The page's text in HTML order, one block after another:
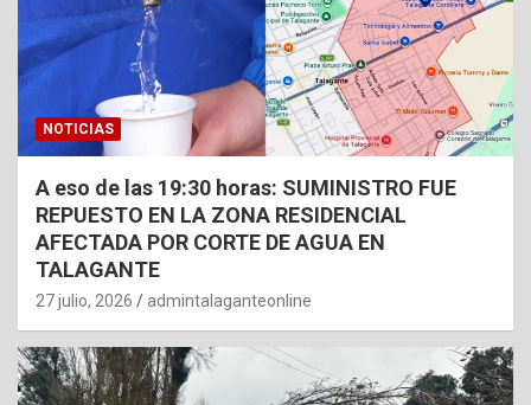
NOTICIAS
A eso de las 19:30 horas: SUMINISTRO FUE
REPUESTO EN LA ZONA RESIDENCIAL
AFECTADA POR CORTE DE AGUA EN
TALAGANTE
27 julio, 2026 admintalaganteonline